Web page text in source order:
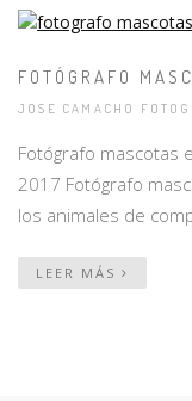
FOTÓGRAFO
JOSE CAMACHO
Fotógrafo mascotas
2017 Fotógrafo
los animales de
LEER MÁS